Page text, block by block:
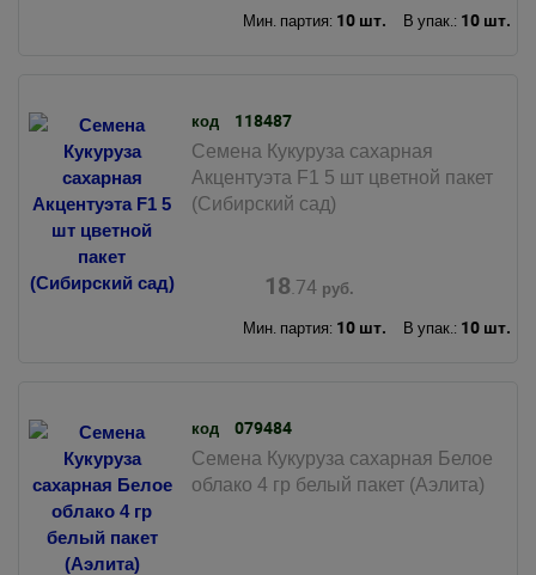
Мин. партия: 10 шт. В упак.: 10 шт.
код 118487
Семена Кукуруза сахарная
Акцентуэта F1 5 шт цветной пакет
(Сибирский сад)
18.74руб.
Мин. партия: 10 шт. В упак.: 10 шт.
код 079484
Семена Кукуруза сахарная Белое
облако 4 гр белый пакет (Аэлита)